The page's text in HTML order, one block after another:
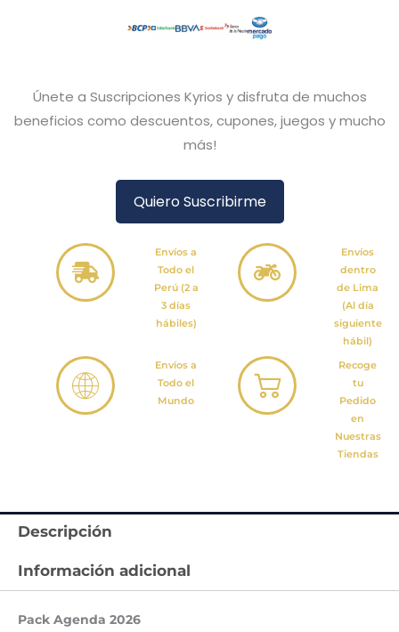
Únete a Suscripciones Kyrios y disfruta de muchos
beneficios como descuentos, cupones, juegos y mucho
más!
Quiero Suscribirme
Envíos a
Todo el
Perú (2 a
3 días
hábiles)
Envíos
dentro
de Lima
(Al día
siguiente
hábil)
Envíos a
Todo el
Mundo
Recoge
tu
Pedido
en
Nuestras
Tiendas
Descripción
Información adicional
Pack Agenda 2026